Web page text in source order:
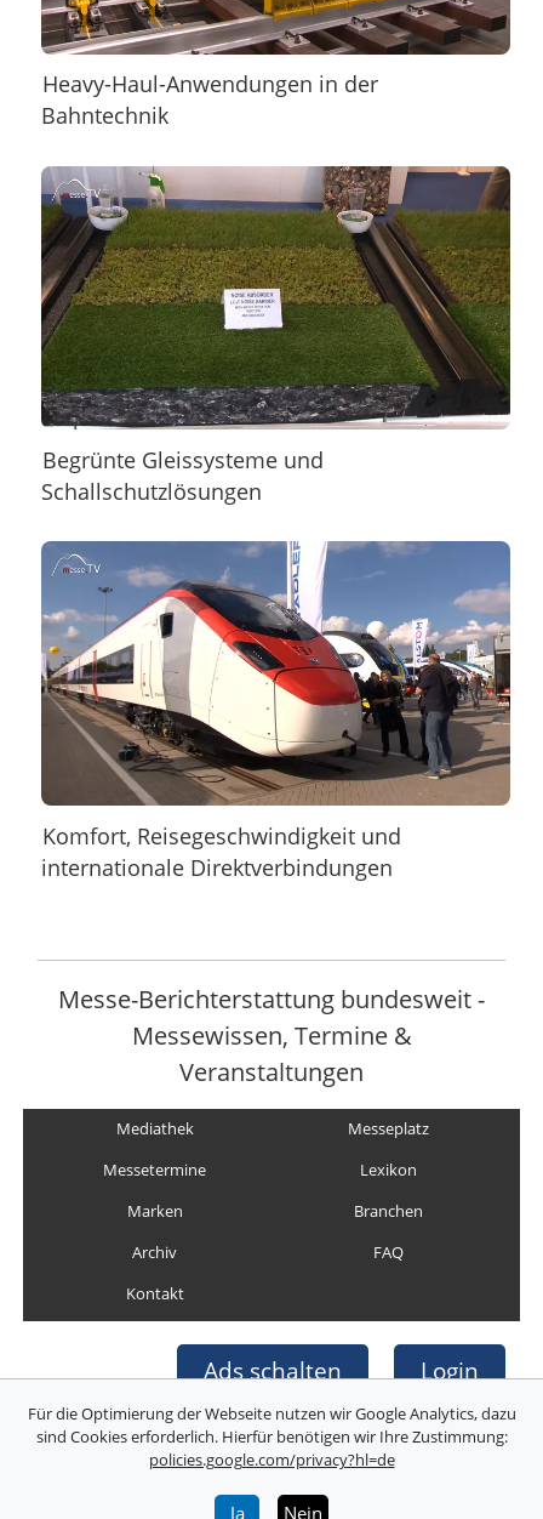
Heavy-Haul-Anwendungen in der
Bahntechnik
Begrünte Gleissysteme und
Schallschutzlösungen
Komfort, Reisegeschwindigkeit und
internationale Direktverbindungen
Messe-Berichterstattung bundesweit -
Messewissen, Termine &
Veranstaltungen
Mediathek
Messeplatz
Messetermine
Lexikon
Marken
Branchen
Archiv
FAQ
Kontakt
Ads schalten Login
Copyright © Deutsche Messefilm & Medien GmbH
Folgen Sie uns:
Für die Optimierung der Webseite nutzen wir Google Analytics, dazu
sind Cookies erforderlich. Hierfür benötigen wir Ihre Zustimmung:
policies.google.com/privacy?hl=de